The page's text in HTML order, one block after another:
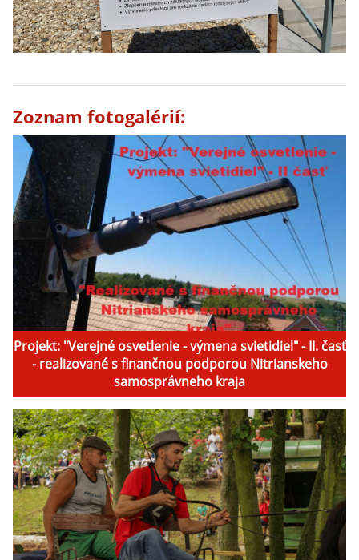
Zoznam fotogalérií:
Projekt: "Verejné osvetlenie - výmena svietidiel" - II. časť
- realizované s finančnou podporou Nitrianskeho
samosprávneho kraja